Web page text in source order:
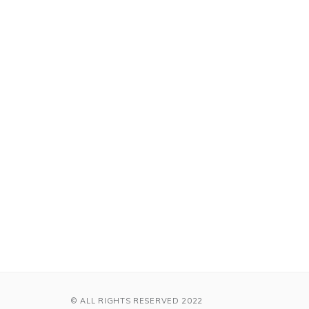
© ALL RIGHTS RESERVED 2022